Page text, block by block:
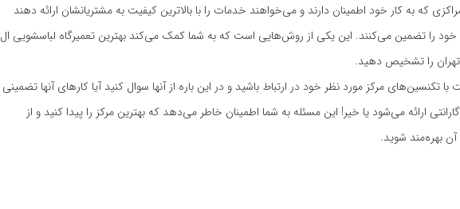
که به کار خود اطمینان دارند و می‌خواهند خدمات را با بالاترین کیفیت به مشتریانشان ارائه دهند
را تضمین می‌کنند. این یکی از روش‌هایی است که به شما کمک می‌کند بهترین تعمیرگاه لباسشویی ال
را تشخیص دهید.
با تکنسین‌های مرکز مورد نظر خود در ارتباط باشید و در این باره از آنها سوال کنید آیا کارهای آنها تضمینی
ارائه می‌شود یا خیر! این مسئله به شما اطمینان خاطر می‌دهد که بهترین مرکز را پیدا کنید و از
بهره‌مند شوید.